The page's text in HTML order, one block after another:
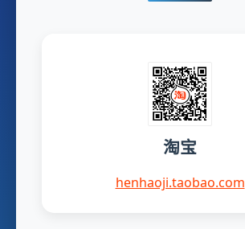
淘宝
henhaoji.taobao.com